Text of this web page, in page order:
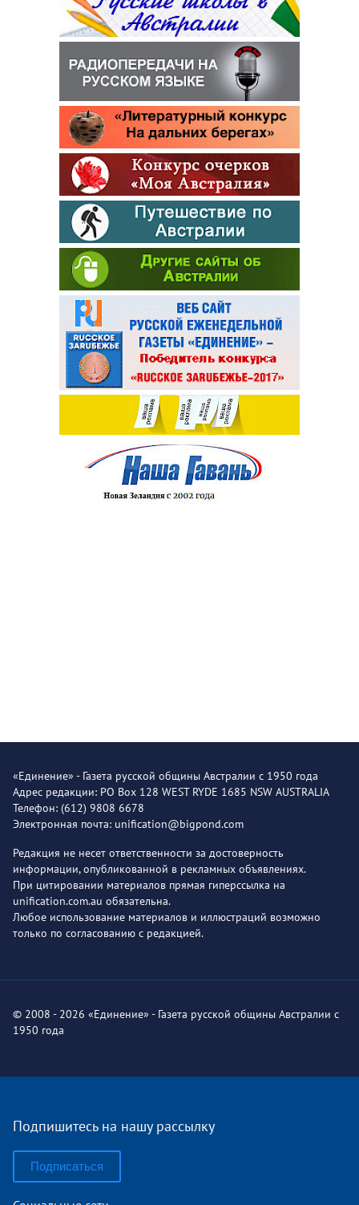
«Единение» - Газета русской общины Австралии с 1950 года
Адрес редакции: PO Box 128 WEST RYDE 1685 NSW AUSTRALIA
Телефон: (612) 9808 6678
Электронная почта: unification@bigpond.com
Редакция не несет ответственности за достоверность
информации, опубликованной в рекламных объявлениях.
При цитировании материалов прямая гиперссылка на
unification.com.au обязательна.
Любое использование материалов и иллюстраций возможно
только по согласованию с редакцией.
© 2008 - 2026 «Единение» - Газета русской общины Австралии с
1950 года
Подпишитесь на нашу рассылку
Подписаться